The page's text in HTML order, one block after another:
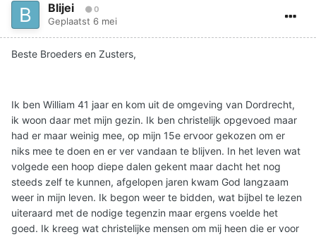
Blijei 0
Geplaatst 6 mei
Beste Broeders en Zusters,
Ik ben William 41 jaar en kom uit de omgeving van Dordrecht,
ik woon daar met mijn gezin. Ik ben christelijk opgevoed maar
had er maar weinig mee, op mijn 15e ervoor gekozen om er
niks mee te doen en er ver vandaan te blijven. In het leven wat
volgede een hoop diepe dalen gekent maar dacht het nog
steeds zelf te kunnen, afgelopen jaren kwam God langzaam
weer in mijn leven. Ik begon weer te bidden, wat bijbel te lezen
uiteraard met de nodige tegenzin maar ergens voelde het
goed. Ik kreeg wat christelijke mensen om mij heen die er voor